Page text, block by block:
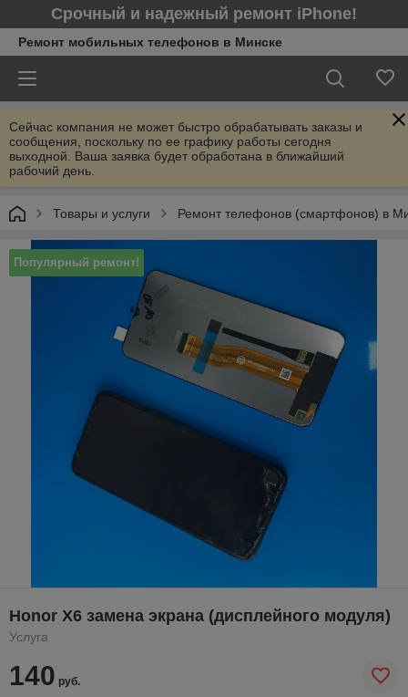
Срочный и надежный ремонт iPhone!
Ремонт мобильных телефонов в Минcке
Сейчас компания не может быстро обрабатывать заказы и
сообщения, поскольку по ее графику работы сегодня
выходной. Ваша заявка будет обработана в ближайший
рабочий день.
Товары и услуги Ремонт телефонов (смартфонов) в
Популярный ремонт!
Honor X6 замена экрана (дисплейного модуля)
Услуга
140 руб.